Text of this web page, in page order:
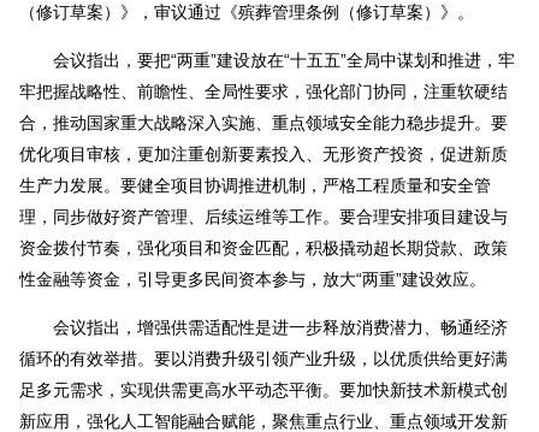
（修订草案）》，审议通过《殡葬管理条例（修订草案）》。
会议指出，要把“两重”建设放在“十五五”全局中谋划和推进，牢
牢把握战略性、前瞻性、全局性要求，强化部门协同，注重软硬结
合，推动国家重大战略深入实施、重点领域安全能力稳步提升。要
优化项目审核，更加注重创新要素投入、无形资产投资，促进新质
生产力发展。要健全项目协调推进机制，严格工程质量和安全管
理，同步做好资产管理、后续运维等工作。要合理安排项目建设与
资金拨付节奏，强化项目和资金匹配，积极撬动超长期贷款、政策
性金融等资金，引导更多民间资本参与，放大“两重”建设效应。
会议指出，增强供需适配性是进一步释放消费潜力、畅通经济
循环的有效举措。要以消费升级引领产业升级，以优质供给更好满
足多元需求，实现供需更高水平动态平衡。要加快新技术新模式创
新应用，强化人工智能融合赋能，聚焦重点行业、重点领域开发新